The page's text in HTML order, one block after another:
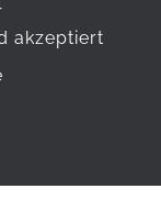
akzeptiert